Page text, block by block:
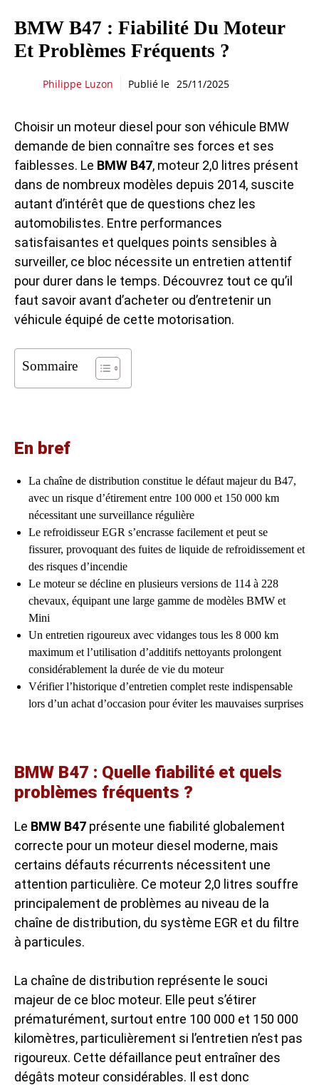
BMW B47 : Fiabilité Du Moteur
Et Problèmes Fréquents ?
Philippe Luzon Publié le 25/11/2025
Choisir un moteur diesel pour son véhicule BMW
demande de bien connaître ses forces et ses
faiblesses. Le BMW B47, moteur 2,0 litres présent
dans de nombreux modèles depuis 2014, suscite
autant d’intérêt que de questions chez les
automobilistes. Entre performances
satisfaisantes et quelques points sensibles à
surveiller, ce bloc nécessite un entretien attentif
pour durer dans le temps. Découvrez tout ce qu’il
faut savoir avant d’acheter ou d’entretenir un
véhicule équipé de cette motorisation.
Sommaire
En bref
La chaîne de distribution constitue le défaut majeur du B47,
avec un risque d’étirement entre 100 000 et 150 000 km
nécessitant une surveillance régulière
Le refroidisseur EGR s’encrasse facilement et peut se
fissurer, provoquant des fuites de liquide de refroidissement et
des risques d’incendie
Le moteur se décline en plusieurs versions de 114 à 228
chevaux, équipant une large gamme de modèles BMW et
Mini
Un entretien rigoureux avec vidanges tous les 8 000 km
maximum et l’utilisation d’additifs nettoyants prolongent
considérablement la durée de vie du moteur
Vérifier l’historique d’entretien complet reste indispensable
lors d’un achat d’occasion pour éviter les mauvaises surprises
BMW B47 : Quelle fiabilité et quels
problèmes fréquents ?
Le BMW B47 présente une fiabilité globalement
correcte pour un moteur diesel moderne, mais
certains défauts récurrents nécessitent une
attention particulière. Ce moteur 2,0 litres souffre
principalement de problèmes au niveau de la
chaîne de distribution, du système EGR et du filtre
à particules.
La chaîne de distribution représente le souci
majeur de ce bloc moteur. Elle peut s’étirer
prématurément, surtout entre 100 000 et 150 000
kilomètres, particulièrement si l’entretien n’est pas
rigoureux. Cette défaillance peut entraîner des
dégâts moteur considérables. Il est donc